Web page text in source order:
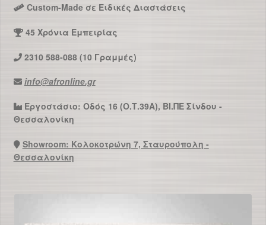
Custom-Made σε Ειδικές Διαστάσεις
45 Χρόνια Εμπειρίας
2310 588-088 (10 Γραμμές)
info@afronline.gr
Εργοστάσιο: Οδός 16 (Ο.Τ.39Α), ΒΙ.ΠΕ Σίνδου -
Θεσσαλονίκη
Showroom: Κολοκοτρώνη 7, Σταυρούπολη -
Θεσσαλονίκη